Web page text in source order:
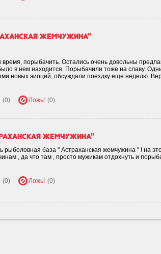
жемчужина"
порыбачить. Остались очень довольны
в нем находится. Порыбачили тоже на славу.
новых эиоций, обсуждали поездку еще неделю.
(0) Ложь! (0)
жемчужина"
рыболовная база " Астраханская жемчужина " ! на
, да что там , просто мужикам отдохнуть и
(0) Ложь! (0)